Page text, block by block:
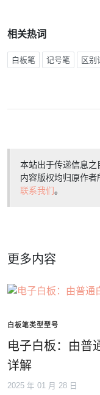
相关热词
白板笔 记号笔 区别
本站出于传递信息之
内容版权均归原作
联系我们。
更多内容
白板笔类型型号
电子白板：由普
详解
2025 年 01 月 28 日